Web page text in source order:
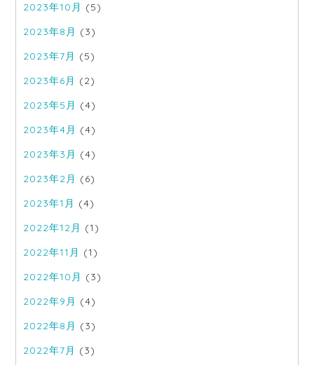
2023年10月 (5)
2023年8月 (3)
2023年7月 (5)
2023年6月 (2)
2023年5月 (4)
2023年4月 (4)
2023年3月 (4)
2023年2月 (6)
2023年1月 (4)
2022年12月 (1)
2022年11月 (1)
2022年10月 (3)
2022年9月 (4)
2022年8月 (3)
2022年7月 (3)